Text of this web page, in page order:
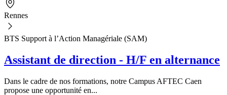
Rennes
BTS Support à l’Action Managériale (SAM)
Assistant de direction - H/F en alternance
Dans le cadre de nos formations, notre Campus AFTEC Caen
propose une opportunité en...